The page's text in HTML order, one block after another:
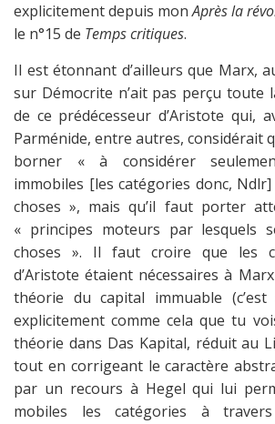
explicitement depuis monAprès la
le n°15 de Temps critiques.
Il est étonnant d’ailleurs que Marx,
sur Démocrite n’ait pas perçu toute
de ce prédécesseur d’Aristote qui,
Parménide, entre autres, considérait
borner « à considérer
immobiles [les catégories donc,
choses », mais qu’il faut porter
« principes moteurs par lesquels
choses ». Il faut croire que les
d’Aristote étaient nécessaires à
théorie du capital immuable (c’est
explicitement comme cela que tu
théorie dans Das Kapital, réduit au
tout en corrigeant le caractère
par un recours à Hegel qui lui
mobiles les catégories à